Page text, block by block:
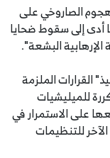
الصاروخي على
أدى إلى سقوط ضحايا
الإرهابية البشعة".
القرارات الملزمة
للميليشيات
على الاستمرار في
للتنظيمات